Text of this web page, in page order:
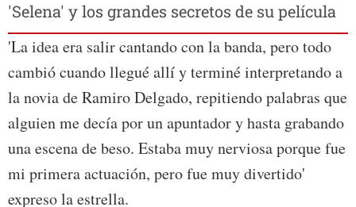
'Selena' y los grandes secretos de su película
'La idea era salir cantando con la banda, pero todo
cambió cuando llegué allí y terminé interpretando a
la novia de Ramiro Delgado, repitiendo palabras que
alguien me decía por un apuntador y hasta grabando
una escena de beso. Estaba muy nerviosa porque fue
mi primera actuación, pero fue muy divertido'
expreso la estrella.